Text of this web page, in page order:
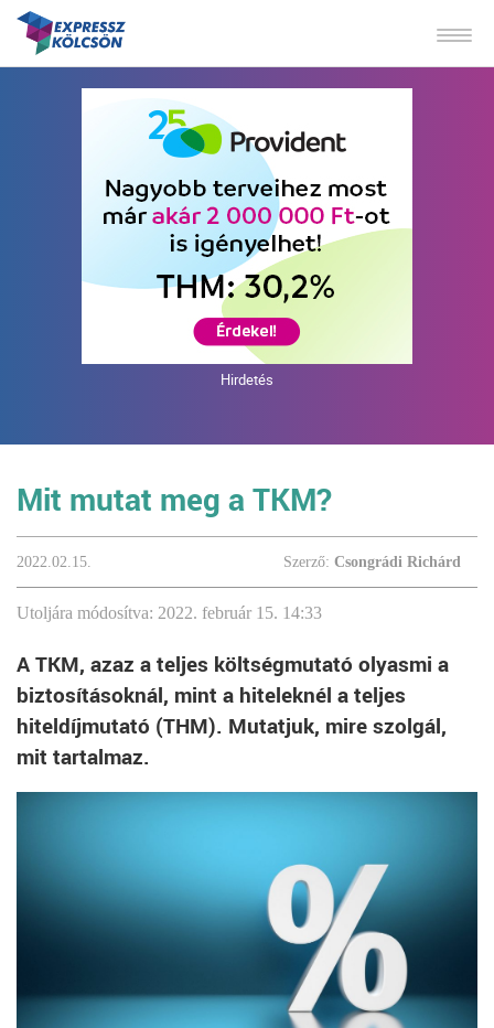
Hirdetés
Mit mutat meg a TKM?
2022.02.15. Szerző: Csongrádi Richárd
Utoljára módosítva: 2022. február 15. 14:33
A TKM, azaz a teljes költségmutató olyasmi a
biztosításoknál, mint a hiteleknél a teljes
hiteldíjmutató (THM). Mutatjuk, mire szolgál,
mit tartalmaz.